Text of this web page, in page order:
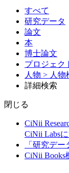
すべて
研究データ
論文
本
博士論文
プロジェク
人物 > 人物
詳細検索
閉じる
CiNii
CiNii Labs
「研究デ
CiNii Books